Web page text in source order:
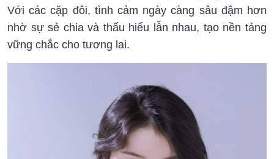
Với các cặp đôi, tình cảm ngày càng sâu đậm hơn
nhờ sự sẻ chia và thấu hiểu lẫn nhau, tạo nền tảng
vững chắc cho tương lai.